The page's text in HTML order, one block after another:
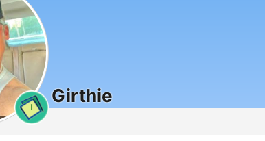
1
Girthie